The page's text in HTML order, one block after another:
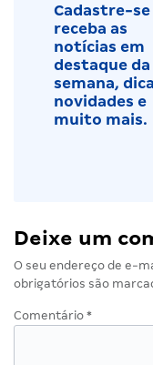
Cadastre-se
receba as
notícias em
destaque da
semana,
novidades e
muito mais.
Deixe um
O seu endereço de e-
obrigatórios são
Comentário *